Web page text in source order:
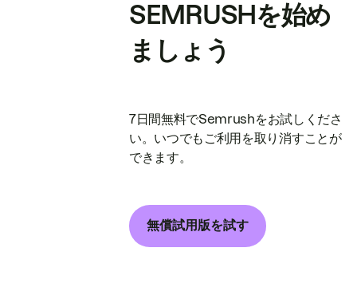
SEMRUSHを始め
ましょう
7日間無料でSemrushをお試しくださ
い。いつでもご利用を取り消すことが
できます。
無償試用版を試す